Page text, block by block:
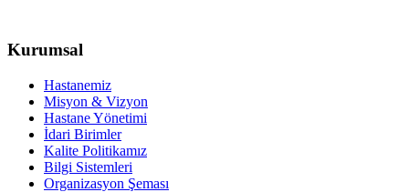
Kurumsal
Hastanemiz
Misyon & Vizyon
Hastane Yönetimi
İdari Birimler
Kalite Politikamız
Bilgi Sistemleri
Organizasyon Şeması